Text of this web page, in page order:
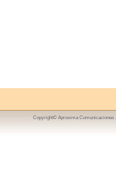
Copyright© Aproxima Comunicaciones